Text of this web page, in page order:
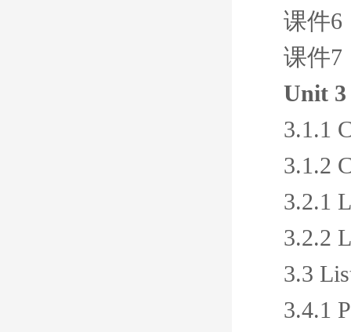
课件6
课件7
Unit 3
3.1.1
3.1.2
3.2.1
3.2.2
3.3
3.4.1